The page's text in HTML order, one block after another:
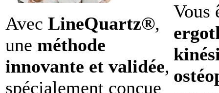
Avec LineQuartz®,
une méthode
innovante et validée,
spécialement conçue
Vous